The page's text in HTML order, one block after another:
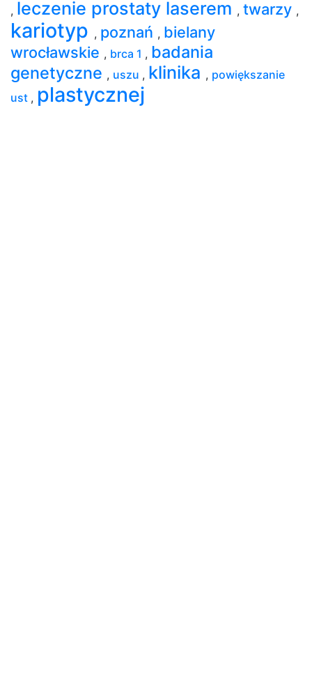
, leczenie prostaty laserem , twarzy ,
kariotyp , poznań , bielany
wrocławskie , brca 1 , badania
genetyczne , uszu , klinika , powiększanie
ust , plastycznej